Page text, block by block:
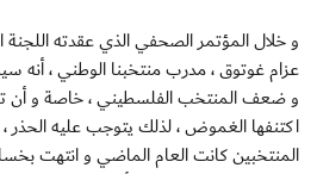
و خلال المؤتمر الصحفي الذي عقدته اللجنة
عزام غوتوق ، مدرب منتخبنا الوطني ،
و ضعف المنتخب الفلسطيني ، خاصة و أن
اكتنفها الغموض ، لذلك يتوجب عليه الحذر ،
المنتخبين كانت العام الماضي و انتهت